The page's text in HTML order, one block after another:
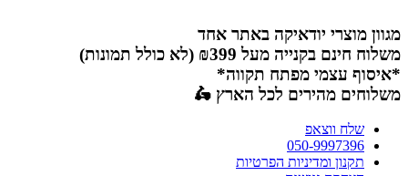
לתוכן
מגוון מוצרי יודאיקה באתר אחד
משלוח חינם בקנייה מעל ₪399 (לא כולל תמונות)
*איסוף עצמי מפתח תקווה*
משלוחים מהירים לכל הארץ 🛵
שלח ווצאפ
050-9997396
תקנון ומדיניות הפרטיות